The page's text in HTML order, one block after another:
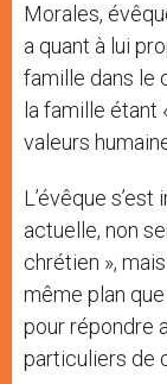
Morales,
a quant à lui
famille dans le
la famille étant
valeurs
L’évêque
actuelle, non
chrétien »,
même plan
pour répondre
particuliers de